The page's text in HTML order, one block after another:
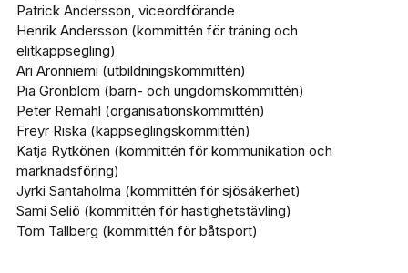
Patrick Andersson, viceordförande
Henrik Andersson (kommittén för träning och
elitkappsegling)
Ari Aronniemi (utbildningskommittén)
Pia Grönblom (barn- och ungdomskommittén)
Peter Remahl (organisationskommittén)
Freyr Riska (kappseglingskommittén)
Katja Rytkönen (kommittén för kommunikation och
marknadsföring)
Jyrki Santaholma (kommittén för sjösäkerhet)
Sami Seliö (kommittén för hastighetstävling)
Tom Tallberg (kommittén för båtsport)